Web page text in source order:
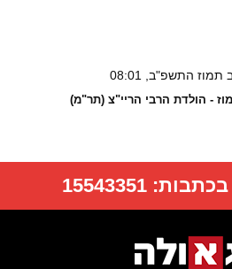
תמוז התשפ"ב, 08:01
- הולדת הרבי הריי"צ (תר"מ)
בכתבות:15543351